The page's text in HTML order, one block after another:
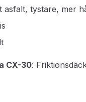
asfalt, tystare, mer
CX-30: